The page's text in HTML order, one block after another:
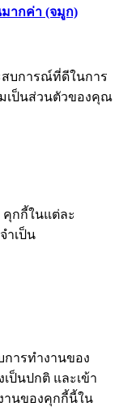
ากค่า (จมูก)
บการณ์ที่ดีในการ
เป็นส่วนตัวของคุณ
คุกกี้ในแต่ละ
ำเป็น
ารทำงานของ
ป็นปกติ และเข้า
านของคุกกี้นี้ใน